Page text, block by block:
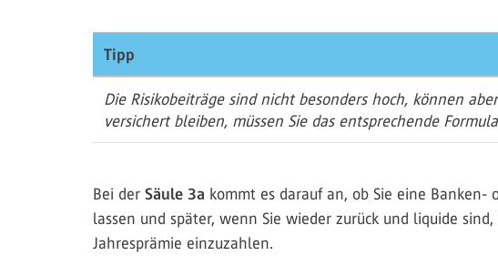
Tipp
Die Risikobeiträge sind nicht besonders hoch, können
versichert bleiben, müssen Sie das entsprechende
Bei der Säule 3a kommt es darauf an, ob Sie eine
lassen und später, wenn Sie wieder zurück und liquide
Jahresprämie einzuzahlen.